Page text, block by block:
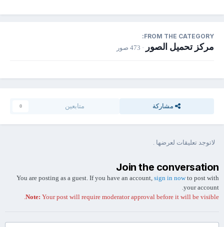
FROM THE CATEGORY:
مركز تحميل الصور · 473 صور
مشاركة متابعين 0
لاتوجد تعليقات لعرضها .
Join the conversation
You are posting as a guest. If you have an account, sign in nowto post with
your account.
Note: Your post will require moderator approval before it will be visible.